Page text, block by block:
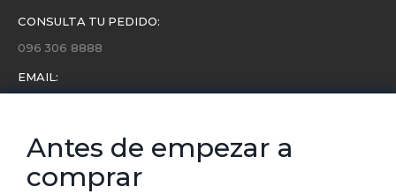
CONSULTA TU PEDIDO:
096 306 8888
EMAIL:
Conoce toda la información sobre últimas colecciones,
eventos y ofertas.
Antes de empezar a
comprar